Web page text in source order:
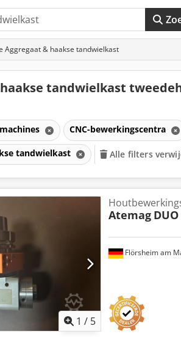
Aggregaat & haakse tandwielkast
tandwielkast
CNC-bewerkingscentra
tandwielkast Alle filters
1 / 5
Flörsheim am
Atemag